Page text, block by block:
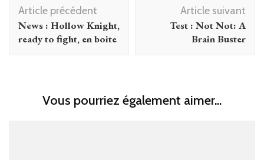
d'article
Article précédent
News : Hollow Knight,
ready to fight, en boite
Article suivant
Test : Not Not: A
Brain Buster
Vous pourriez également aimer...